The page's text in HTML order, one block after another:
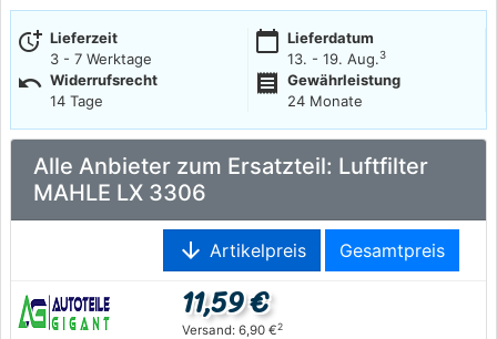
more_time Lieferzeit
3 - 7 Werktage
calendar_today Lieferdatum
13. - 19. Aug.3
undo Widerrufsrecht
14 Tage
receipt
Gewährleistung
24 Monate
Alle Anbieter zum Ersatzteil: Luftfilter
MAHLE LX 3306
arrow_downward Artikelpreis Gesamtpreis
11,59 €
Versand: 6,90 €2